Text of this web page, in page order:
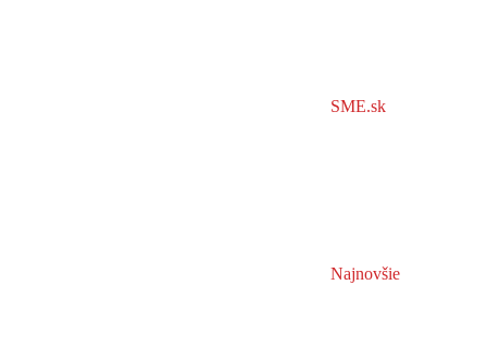
SME.sk
Najnovšie